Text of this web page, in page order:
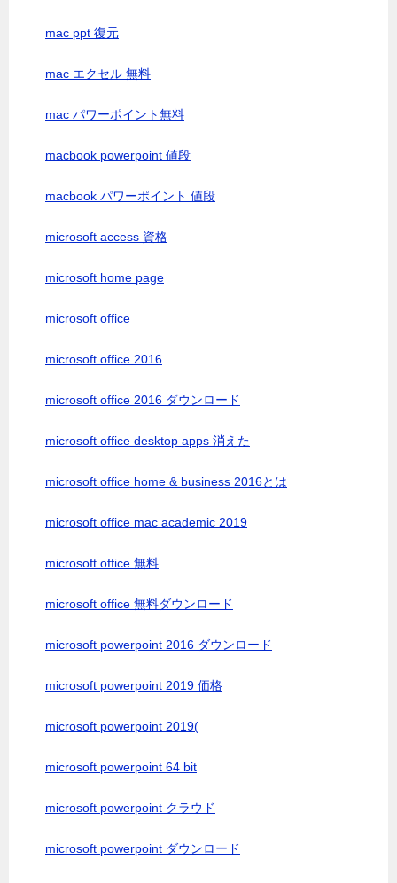
mac ppt 復元
mac エクセル 無料
mac パワーポイント無料
macbook powerpoint 値段
macbook パワーポイント 値段
microsoft access 資格
microsoft home page
microsoft office
microsoft office 2016
microsoft office 2016 ダウンロード
microsoft office desktop apps 消えた
microsoft office home & business 2016とは
microsoft office mac academic 2019
microsoft office 無料
microsoft office 無料ダウンロード
microsoft powerpoint 2016 ダウンロード
microsoft powerpoint 2019 価格
microsoft powerpoint 2019(
microsoft powerpoint 64 bit
microsoft powerpoint クラウド
microsoft powerpoint ダウンロード